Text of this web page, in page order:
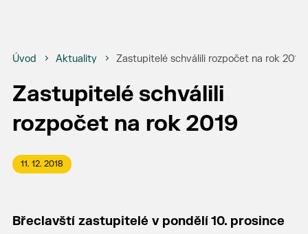
Úvod Aktuality Zastupitelé schválili rozpočet na rok 2019
Zastupitelé schválili
rozpočet na rok 2019
11. 12. 2018
Břeclavští zastupitelé v pondělí 10. prosince